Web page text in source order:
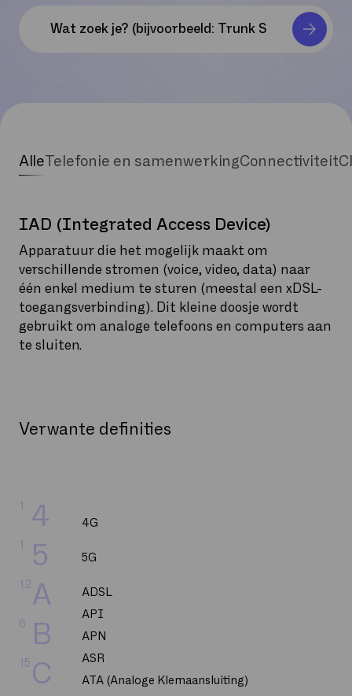
AlleTelefonie en samenwerkingConnectiviteit
4
1
5
1
A
12
B
6
C
15
4G
5G
ADSL
API
APN
ASR
ATA (Analoge Klemaansluiting)
IAD (Integrated Access Device)
Apparatuur die het mogelijk maakt om
verschillende stromen (voice, video, data) naar
één enkel medium te sturen (meestal een xDSL-
toegangsverbinding). Dit kleine doosje wordt
gebruikt om analoge telefoons en computers aan
te sluiten.
Verwante definities